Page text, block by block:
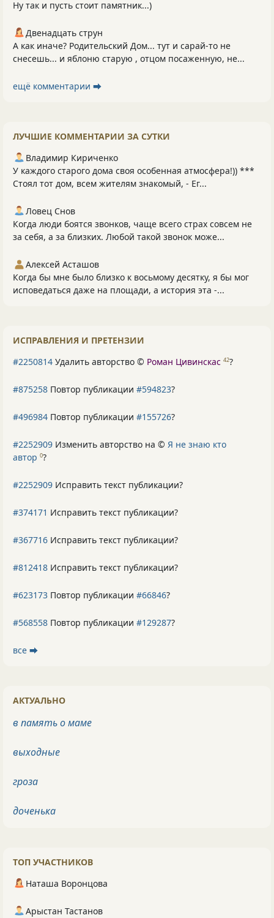
Ну так и пусть стоит памятник...)
Двенадцать струн
А как иначе? Родительский Дом... тут и сарай-то не
снесешь... и яблоню старую , отцом посаженную, не...
ещё комментарии ⮕
ЛУЧШИЕ КОММЕНТАРИИ ЗА СУТКИ
Владимир Кириченко
У каждого старого дома своя особенная атмосфера!)) ***
Стоял тот дом, всем жителям знакомый, - Ег...
Ловец Снов
Когда люди боятся звонков, чаще всего страх совсем не
за себя, а за близких. Любой такой звонок може...
Алексей Асташов
Когда бы мне было близко к восьмому десятку, я бы мог
исповедаться даже на площади, а история эта -...
ИСПРАВЛЕНИЯ И ПРЕТЕНЗИИ
#2250814 Удалить авторство © Роман Цивинскас 42?
#875258 Повтор публикации #594823?
#496984 Повтор публикации #155726?
#2252909 Изменить авторство на © Я не знаю кто
автор 0?
#2252909 Исправить текст публикации?
#374171 Исправить текст публикации?
#367716 Исправить текст публикации?
#812418 Исправить текст публикации?
#623173 Повтор публикации #66846?
#568558 Повтор публикации #129287?
все ⮕
АКТУАЛЬНО
в память о маме
выходные
гроза
доченька
ТОП УЧАСТНИКОВ
Наташа Воронцова
Арыстан Тастанов